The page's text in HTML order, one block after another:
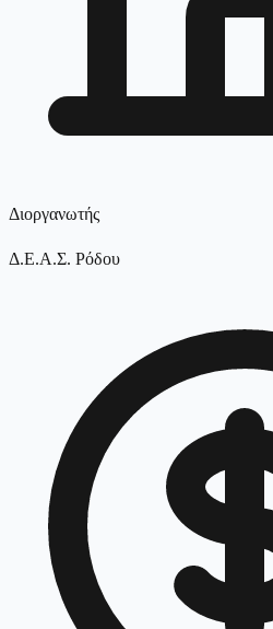
Διοργανωτής
Δ.Ε.Α.Σ. Ρόδου